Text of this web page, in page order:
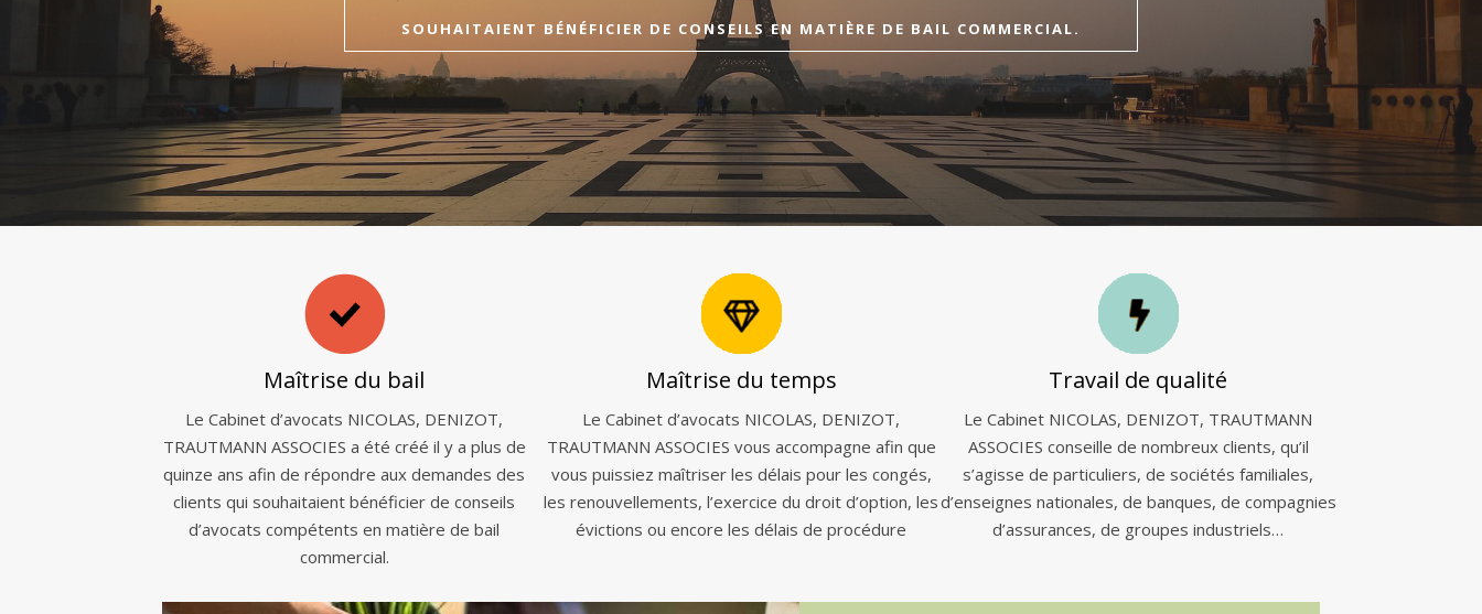
SOUHAITAIENT BÉNÉFICIER DE CONSEILS EN MATIÈRE DE BAIL COMMERCIAL.
Maîtrise du bail
Le Cabinet d’avocats NICOLAS, DENIZOT,
TRAUTMANN ASSOCIES a été créé il y a plus de
quinze ans afin de répondre aux demandes des
clients qui souhaitaient bénéficier de conseils
d’avocats compétents en matière de bail
commercial.
Maîtrise du temps
Le Cabinet d’avocats NICOLAS, DENIZOT,
TRAUTMANN ASSOCIES vous accompagne afin que
vous puissiez maîtriser les délais pour les congés,
les renouvellements, l’exercice du droit d’option, les
évictions ou encore les délais de procédure
Travail de qualité
Le Cabinet NICOLAS, DENIZOT, TRAUTMANN
ASSOCIES conseille de nombreux clients, qu’il
s’agisse de particuliers, de sociétés familiales,
d’enseignes nationales, de banques, de compagnies
d’assurances, de groupes industriels…